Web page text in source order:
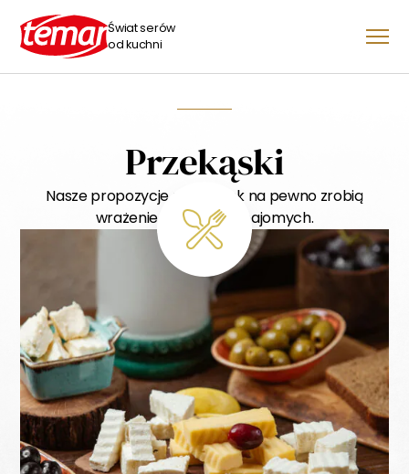
Świat serów
od kuchni
Przekąski
Nasze propozycje przekąsek na pewno zrobią
wrażenie na Twoich znajomych.